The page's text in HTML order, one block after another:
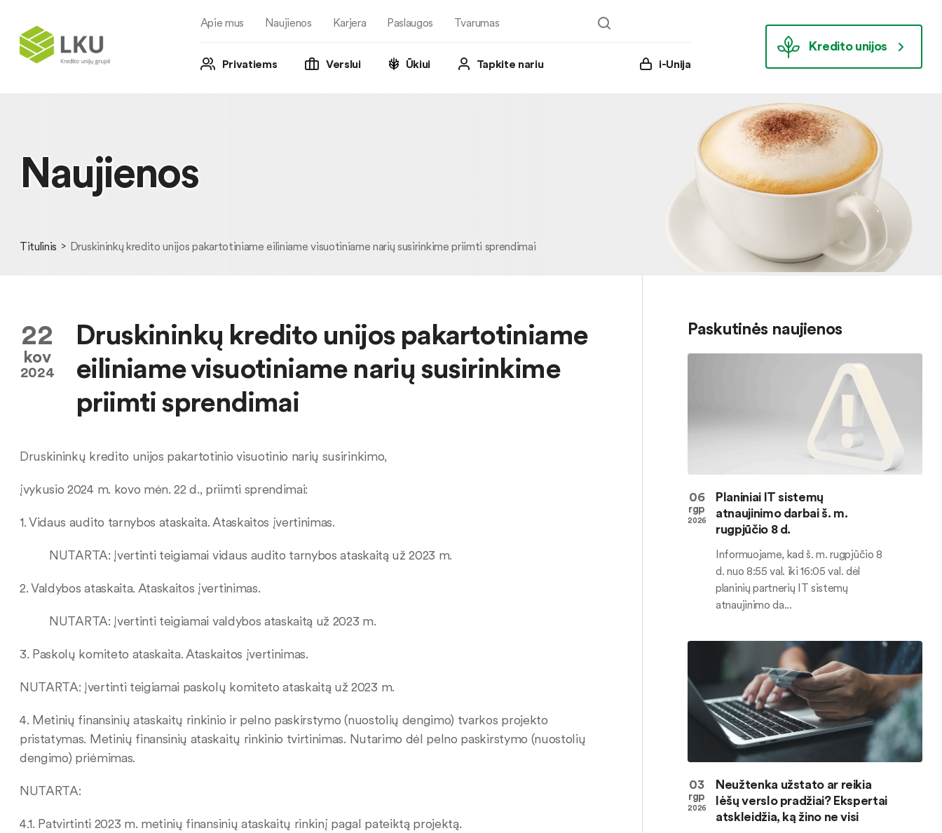
Apie mus Naujienos Karjera Paslaugos Tvarumas
Privatiems Verslui Ūkiui Tapkite nariu i-Unija
Kredito unijos
Naujienos
Titulinis Druskininkų kredito unijos pakartotiniame eiliniame visuotiniame narių susirinkime priimti sprendimai
22
kov
2024
Druskininkų kredito unijos pakartotiniame
eiliniame visuotiniame narių susirinkime
priimti sprendimai
Druskininkų kredito unijos pakartotinio visuotinio narių susirinkimo,
įvykusio 2024 m. kovo mėn. 22 d., priimti sprendimai:
1. Vidaus audito tarnybos ataskaita. Ataskaitos įvertinimas.
NUTARTA: Įvertinti teigiamai vidaus audito tarnybos ataskaitą už 2023 m.
2. Valdybos ataskaita. Ataskaitos įvertinimas.
NUTARTA: Įvertinti teigiamai valdybos ataskaitą už 2023 m.
3. Paskolų komiteto ataskaita. Ataskaitos įvertinimas.
NUTARTA: Įvertinti teigiamai paskolų komiteto ataskaitą už 2023 m.
4. Metinių finansinių ataskaitų rinkinio ir pelno paskirstymo (nuostolių dengimo) tvarkos projekto
pristatymas. Metinių finansinių ataskaitų rinkinio tvirtinimas. Nutarimo dėl pelno paskirstymo (nuostolių
dengimo) priėmimas.
NUTARTA:
4.1. Patvirtinti 2023 m. metinių finansinių ataskaitų rinkinį pagal pateiktą projektą.
Paskutinės naujienos
06
rgp
2026
Planiniai IT sistemų
atnaujinimo darbai š. m.
rugpjūčio 8 d.
Informuojame, kad š. m. rugpjūčio 8
d. nuo 8:55 val. iki 16:05 val. dėl
planinių partnerių IT sistemų
atnaujinimo da...
03
rgp
2026
Neužtenka užstato ar reikia
lėšų verslo pradžiai? Ekspertai
atskleidžia, ką žino ne visi